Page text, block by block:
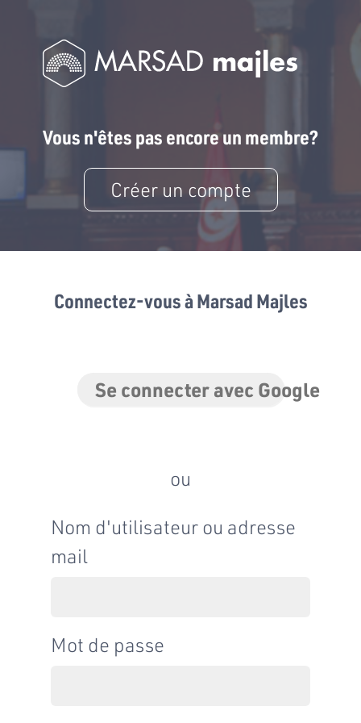
Vous n'êtes pas encore un membre?
Créer un compte
Connectez-vous à Marsad Majles
Se connecter avec Google
ou
Nom d'utilisateur ou adresse
mail
Mot de passe